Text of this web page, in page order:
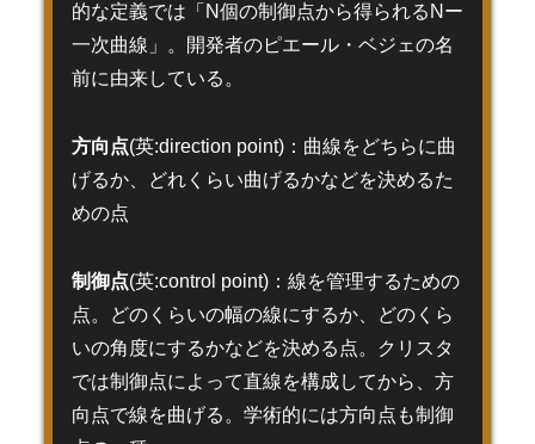
的な定義では「N個の制御点から得られるNー
一次曲線」。開発者のピエール・ベジェの名
前に由来している。
方向点(英:direction point)：曲線をどちらに曲
げるか、どれくらい曲げるかなどを決めるた
めの点
制御点(英:control point)：線を管理するための
点。どのくらいの幅の線にするか、どのくら
いの角度にするかなどを決める点。クリスタ
では制御点によって直線を構成してから、方
向点で線を曲げる。学術的には方向点も制御